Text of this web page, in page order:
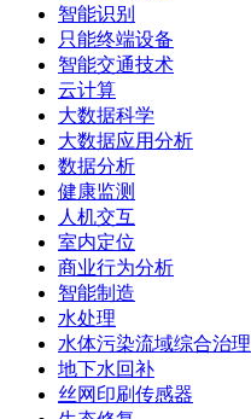
智能识别
只能终端设备
智能交通技术
云计算
大数据科学
大数据应用分析
数据分析
健康监测
人机交互
室内定位
商业行为分析
智能制造
水处理
水体污染流域综合治理
地下水回补
丝网印刷传感器